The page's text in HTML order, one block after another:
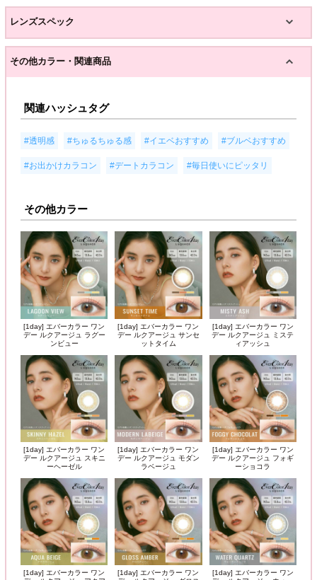
レンズスペック
その他カラー・関連商品
関連ハッシュタグ
#透明感 #ちゅるちゅる感 #イエベおすすめ #ブルベおすすめ
#お出かけカラコン #デートカラコン #毎日使いにピッタリ
その他カラー
[1day] エバーカラー ワン
デー ルクアージュ ラグー
ンビュー
[1day] エバーカラー ワン
デー ルクアージュ サンセ
ットタイム
[1day] エバーカラー ワン
デー ルクアージュ ミステ
ィアッシュ
[1day] エバーカラー ワン
デー ルクアージュ スキニ
ーヘーゼル
[1day] エバーカラー ワン
デー ルクアージュ モダン
ラベージュ
[1day] エバーカラー ワン
デー ルクアージュ フォギ
ーショコラ
[1day] エバーカラー ワン
[1day] エバーカラー ワン
[1day] エバーカラー ワン